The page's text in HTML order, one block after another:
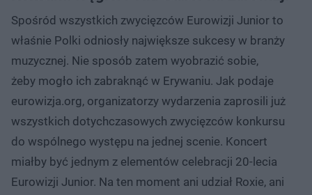
Spośród wszystkich zwycięzców Eurowizji Junior to
właśnie Polki odniosły największe sukcesy w branży
muzycznej. Nie sposób zatem wyobrazić sobie,
żeby mogło ich zabraknąć w Erywaniu. Jak podaje
eurowizja.org, organizatorzy wydarzenia zaprosili już
wszystkich dotychczasowych zwycięzców konkursu
do wspólnego występu na jednej scenie. Koncert
miałby być jednym z elementów celebracji 20-lecia
Eurowizji Junior. Na ten moment ani udział Roxie, ani